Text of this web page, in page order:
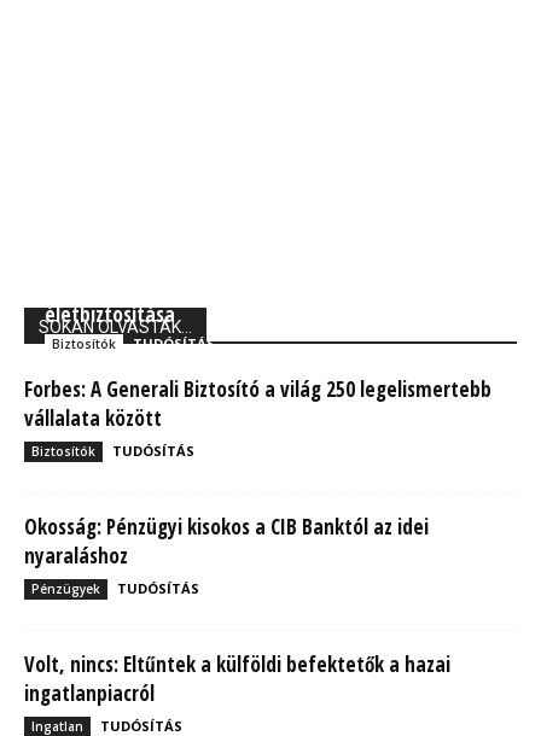
SOKAN OLVASTÁK...
életbiztosítása
Biztosítók TUDÓSÍTÁS
Forbes: A Generali Biztosító a világ 250 legelismertebb
vállalata között
Biztosítók TUDÓSÍTÁS
Okosság: Pénzügyi kisokos a CIB Banktól az idei
nyaraláshoz
Pénzügyek TUDÓSÍTÁS
Volt, nincs: Eltűntek a külföldi befektetők a hazai
ingatlanpiacról
Ingatlan TUDÓSÍTÁS